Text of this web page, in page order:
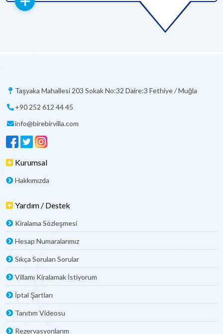
Taşyaka Mahallesi 203 Sokak No:32 Daire:3 Fethiye / Muğla
+90 252 612 44 45
info@birebirvilla.com
Kurumsal
Hakkımızda
Yardım / Destek
Kiralama Sözleşmesi
Hesap Numaralarımız
Sıkça Sorulan Sorular
Villamı Kiralamak İstiyorum
İptal Şartları
Tanıtım Videosu
Rezervasyonlarım